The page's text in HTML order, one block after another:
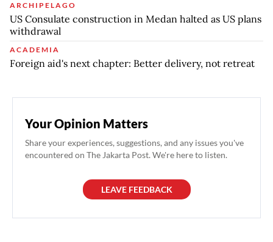
ARCHIPELAGO
US Consulate construction in Medan halted as US plans
withdrawal
ACADEMIA
Foreign aid's next chapter: Better delivery, not retreat
Your Opinion Matters
Share your experiences, suggestions, and any issues you've
encountered on The Jakarta Post. We're here to listen.
LEAVE FEEDBACK